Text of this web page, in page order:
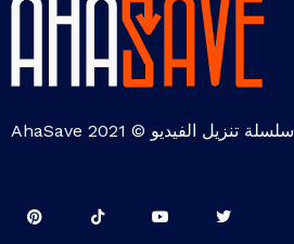
سلسلة تنزيل الفيديو © 2021 AhaSave